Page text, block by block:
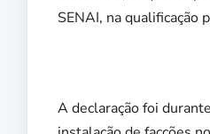
SENAI, na qualificação
A declaração foi